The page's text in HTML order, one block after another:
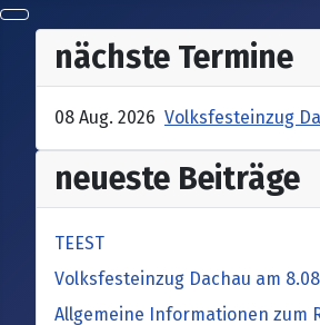
nächste Termine
08 Aug. 2026 Volksfesteinzug
neueste Beiträge
TEEST
Volksfesteinzug Dachau am
Allgemeine Informationen zum